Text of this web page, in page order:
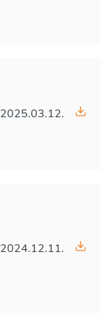
2025.03.12.
2024.12.11.